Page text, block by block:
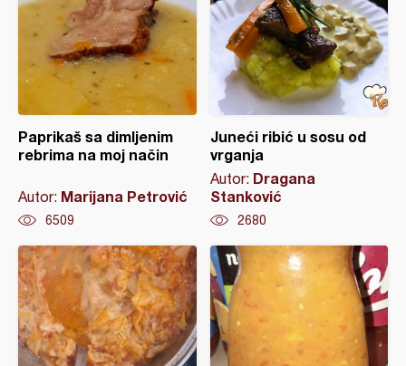
Paprikaš sa dimljenim
rebrima na moj način
Autor: Marijana Petrović
6509
Juneći ribić u sosu od
vrganja
Autor: Dragana
Stanković
2680